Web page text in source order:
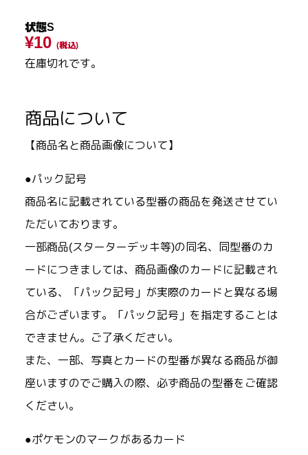
状態S
¥10 (税込)
在庫切れです。
商品について
【商品名と商品画像について】
●パック記号
商品名に記載されている型番の商品を発送させてい
ただいております。
一部商品(スターターデッキ等)の同名、同型番のカ
ードにつきましては、商品画像のカードに記載され
ている、「パック記号」が実際のカードと異なる場
合がございます。「パック記号」を指定することは
できません。ご了承ください。
また、一部、写真とカードの型番が異なる商品が御
座いますのでご購入の際、必ず商品の型番をご確認
ください。
●ポケモンのマークがあるカード